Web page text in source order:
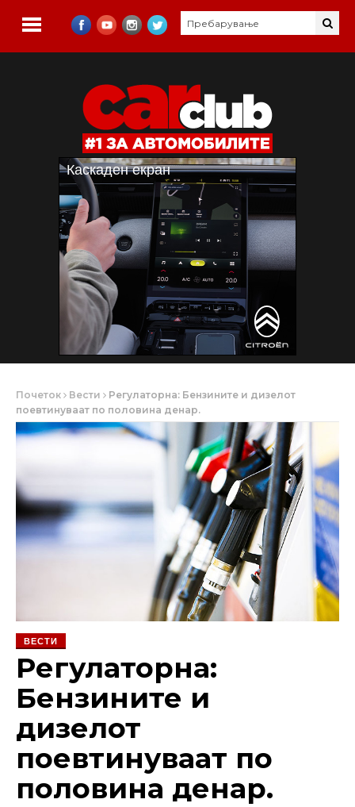
Почеток Вести
Регулаторна: Бензините и дизелот
поевтинуваат по половина денар.
ВЕСТИ
Регулаторна:
Бензините и
дизелот
поевтинуваат по
половина денар.